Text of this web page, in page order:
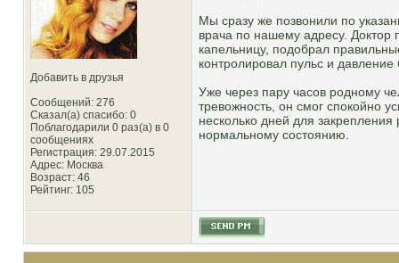
Добавить в друзья
Сообщений: 276
Сказал(а) спасибо: 0
Поблагодарили 0 раз(а) в 0
сообщениях
Регистрация: 29.07.2015
Адрес: Москва
Возраст: 46
Рейтинг: 105
Мы сразу же позвонили по
врача по нашему адресу.
капельницу, подобрал
контролировал пульс и
Уже через пару часов родному
тревожность, он смог спокойно
несколько дней для
нормальному состоянию.